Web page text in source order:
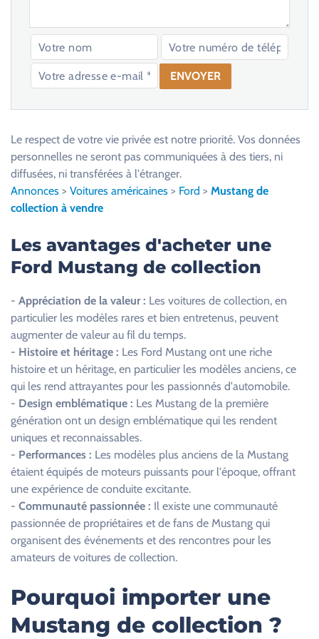
a
i
s
e
r
c
e
c
h
a
m
p
v
i
d
e
.
Le respect de votre vie privée est notre priorité. Vos données
personnelles ne seront pas communiquées à des tiers, ni
diffusées, ni transférées à l'étranger.
Annonces > Voitures américaines > Ford > Mustang de
collection à vendre
Les avantages d'acheter une
Ford Mustang de collection
- Appréciation de la valeur : Les voitures de collection, en
particulier les modèles rares et bien entretenus, peuvent
augmenter de valeur au fil du temps.
- Histoire et héritage : Les Ford Mustang ont une riche
histoire et un héritage, en particulier les modèles anciens, ce
qui les rend attrayantes pour les passionnés d'automobile.
- Design emblématique : Les Mustang de la première
génération ont un design emblématique qui les rendent
uniques et reconnaissables.
- Performances : Les modèles plus anciens de la Mustang
étaient équipés de moteurs puissants pour l'époque, offrant
une expérience de conduite excitante.
- Communauté passionnée : Il existe une communauté
passionnée de propriétaires et de fans de Mustang qui
organisent des événements et des rencontres pour les
amateurs de voitures de collection.
Pourquoi importer une
Mustang de collection ?